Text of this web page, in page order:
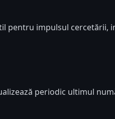
pentru impulsul cercetării,
periodic ultimul